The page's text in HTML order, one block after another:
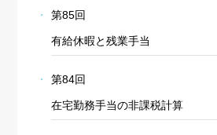
第85回
有給休暇と残業手当
第84回
在宅勤務手当の非課税計算